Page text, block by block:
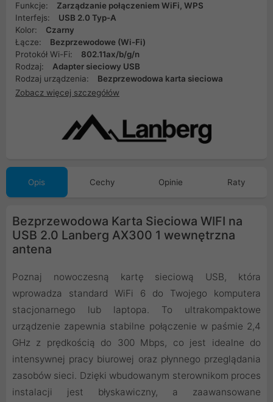
Funkcje:
Zarządzanie połączeniem WiFi, WPS
Interfejs:
USB 2.0 Typ-A
Kolor:
Czarny
Łącze:
Bezprzewodowe (Wi-Fi)
Protokół Wi-Fi:
802.11ax/b/g/n
Rodzaj:
Adapter sieciowy USB
Rodzaj urządzenia:
Bezprzewodowa karta sieciowa
Zobacz więcej szczegółów
Opis Cechy Opinie Raty
Bezprzewodowa Karta Sieciowa WIFI na
USB 2.0 Lanberg AX300 1 wewnętrzna
antena
Poznaj nowoczesną kartę sieciową USB, która
wprowadza standard WiFi 6 do Twojego komputera
stacjonarnego lub laptopa. To ultrakompaktowe
urządzenie zapewnia stabilne połączenie w paśmie 2,4
GHz z prędkością do 300 Mbps, co jest idealne do
intensywnej pracy biurowej oraz płynnego przeglądania
zasobów sieci. Dzięki wbudowanym sterownikom proces
instalacji jest błyskawiczny, a zaawansowane